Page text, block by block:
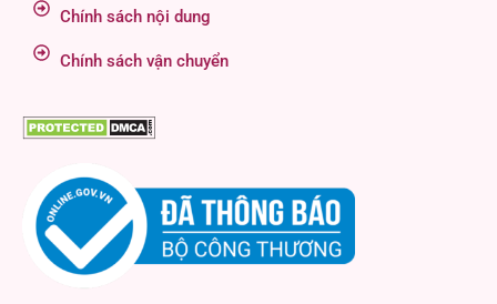
Chính sách nội dung
Chính sách vận chuyển